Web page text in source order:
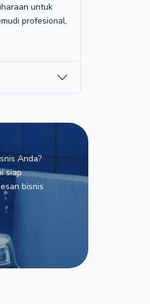
untuk
profesional,
Anda?
siap
bisnis